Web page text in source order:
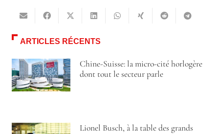
ARTICLES RÉCENTS
Chine-Suisse: la micro-cité horlogère
dont tout le secteur parle
Lionel Busch, à la table des grands